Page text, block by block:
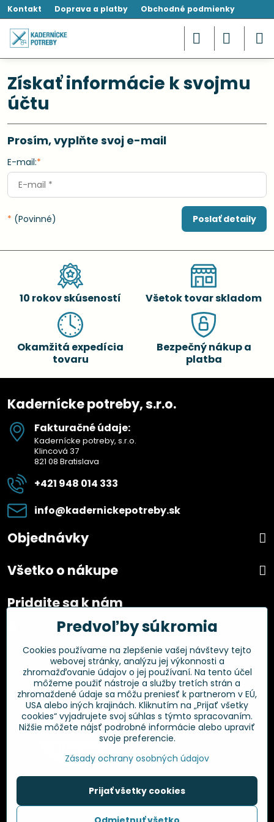
Kontakt Doprava a platby Obchodné podmienky
Získať informácie k svojmu
účtu
Prosím, vyplňte svoj e-mail
E-mail:*
* (Povinné) Poslať detaily
10 rokov skúseností Všetok tovar skladom
Okamžitá expedícia
tovaru
Bezpečný nákup a
platba
Kadernícke potreby, s.r.o.
Fakturačné údaje:
Kadernícke potreby, s.r.o.
Klincová 37
821 08 Bratislava
+421 948 014 333
info​@kadernickepotreby​.sk
Objednávky
Všetko o nákupe
Pridajte sa k nám
Facebook
Overené zákazníkmi
Predvoľby súkromia
Cookies používame na zlepšenie vašej návštevy tejto
webovej stránky, analýzu jej výkonnosti a
zhromažďovanie údajov o jej používaní. Na tento účel
môžeme použiť nástroje a služby tretích strán a
zhromaždené údaje sa môžu preniesť k partnerom v EÚ,
USA alebo iných krajinách. Kliknutím na „Prijať všetky
cookies“ vyjadrujete svoj súhlas s týmto spracovaním.
Nižšie môžete nájsť podrobné informácie alebo upraviť
svoje preferencie.
Zásady ochrany osobných údajov
Prijať všetky cookies